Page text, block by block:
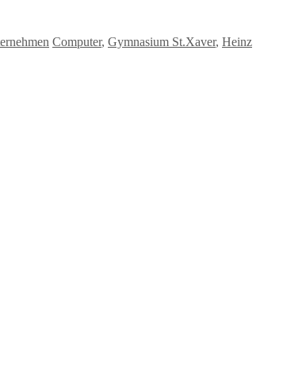
Schlagwörter
Computer, Gymnasium St.Xaver, Heinz